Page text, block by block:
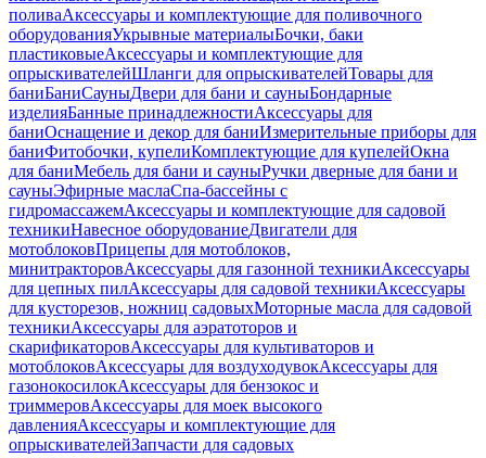
поливаАксессуары и комплектующие для поливочного
оборудованияУкрывные материалыБочки, баки
пластиковыеАксессуары и комплектующие для
опрыскивателейШланги для опрыскивателейТовары для
баниБаниСауныДвери для бани и сауныБондарные
изделияБанные принадлежностиАксессуары для
баниОснащение и декор для баниИзмерительные приборы для
баниФитобочки, купелиКомплектующие для купелейОкна
для баниМебель для бани и сауныРучки дверные для бани и
сауныЭфирные маслаСпа-бассейны с
гидромассажемАксессуары и комплектующие для садовой
техникиНавесное оборудованиеДвигатели для
мотоблоковПрицепы для мотоблоков,
минитракторовАксессуары для газонной техникиАксессуары
для цепных пилАксессуары для садовой техникиАксессуары
для кусторезов, ножниц садовыхМоторные масла для садовой
техникиАксессуары для аэратоторов и
скарификаторовАксессуары для культиваторов и
мотоблоковАксессуары для воздуходувокАксессуары для
газонокосилокАксессуары для бензокос и
триммеровАксессуары для моек высокого
давленияАксессуары и комплектующие для
опрыскивателейЗапчасти для садовых